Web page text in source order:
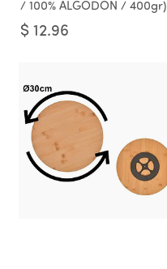
/ 100% ALGODON / 400gr)
$ 12.96